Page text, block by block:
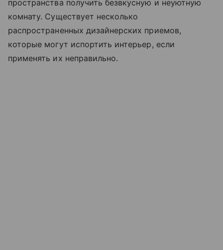
пространства получить безвкусную и неуютную
комнату. Существует несколько
распространенных дизайнерских приемов,
которые могут испортить интерьер, если
применять их неправильно.